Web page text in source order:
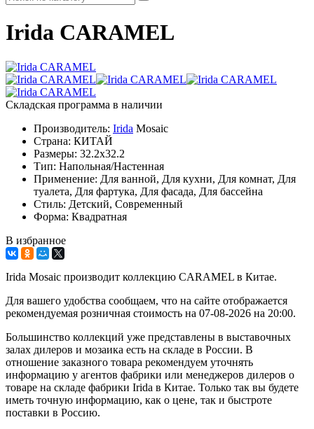
Irida CARAMEL
Складская программа в наличии
Производитель: Irida Mosaic
Страна: КИТАЙ
Размеры: 32.2x32.2
Тип: Напольная/Настенная
Применение: Для ванной, Для кухни, Для комнат, Для
туалета, Для фартука, Для фасада, Для бассейна
Стиль: Детский, Современный
Форма: Квадратная
В избранное
Irida Mosaic производит коллекцию CARAMEL в Китае.
Для вашего удобства сообщаем, что на сайте отображается
рекомендуемая розничная стоимость на 07-08-2026 на 20:00.
Большинство коллекций уже представлены в выставочных
залах дилеров и мозаика есть на складе в России. В
отношение заказного товара рекомендуем уточнять
информацию у агентов фабрики или менеджеров дилеров о
товаре на складе фабрики Irida в Китае. Только так вы будете
иметь точную информацию, как о цене, так и быстроте
поставки в Россию.